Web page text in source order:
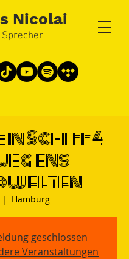
Nicolai
Sprecher
Schiff 4
|
Hamburg
geschlossen
Veranstaltungen